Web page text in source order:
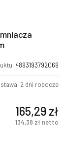
4893193792069
2 dni robocze
165,29 zł
134,38 złnetto